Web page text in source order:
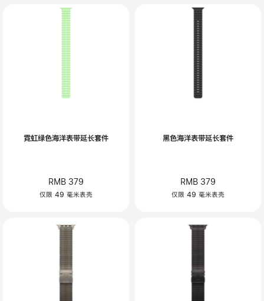
霓虹绿色海洋表带延长套件
RMB 379
仅限 49 毫米表壳
黑色海洋表带延长套件
RMB 379
仅限 49 毫米表壳